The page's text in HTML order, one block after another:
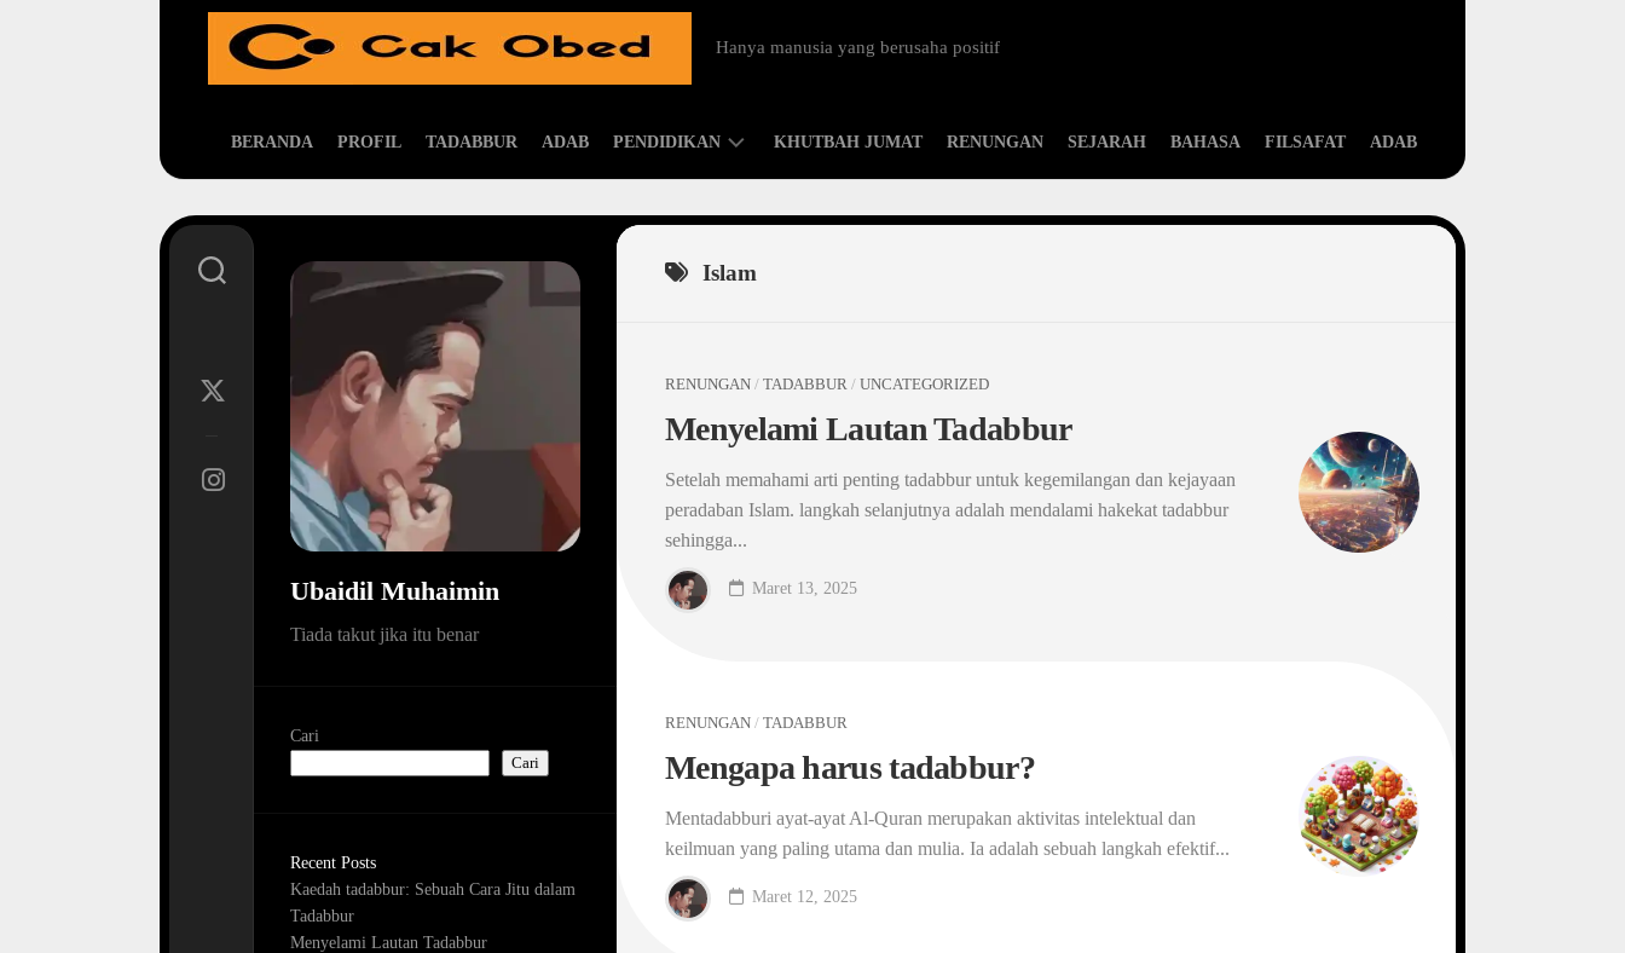
Hanya manusia yang berusaha positif
BERANDA PROFIL TADABBUR ADAB PENDIDIKAN
ISLAMIC
KHUTBAH JUMAT RENUNGAN SEJARAH BAHASA FILSAFAT ADAB
Islam
RENUNGAN / TADABBUR / UNCATEGORIZED
Menyelami Lautan Tadabbur
Setelah memahami arti penting tadabbur untuk kegemilangan dan kejayaan
peradaban Islam. langkah selanjutnya adalah mendalami hakekat tadabbur
sehingga...
Maret 13, 2025
RENUNGAN / TADABBUR
Mengapa harus tadabbur?
Mentadabburi ayat-ayat Al-Quran merupakan aktivitas intelektual dan
keilmuan yang paling utama dan mulia. Ia adalah sebuah langkah efektif...
Maret 12, 2025
Ubaidil Muhaimin
Tiada takut jika itu benar
Cari
Cari
Recent Posts
Kaedah tadabbur: Sebuah Cara Jitu dalam
Tadabbur
Menyelami Lautan Tadabbur